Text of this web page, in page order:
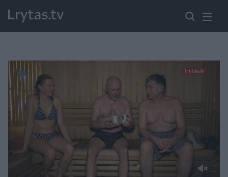
Paremkite Ukrainą